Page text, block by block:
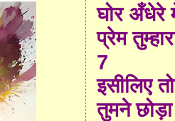
घोर अँधेरे
प्रेम
7
इसीलिए
तुमने छोड़ा